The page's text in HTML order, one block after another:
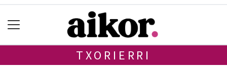
TXORIERRI